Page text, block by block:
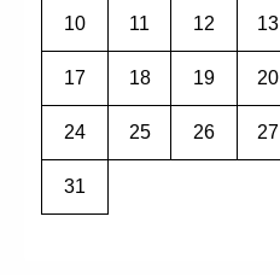
10 11 12 13
17 18 19 20
24 25 26 27
31